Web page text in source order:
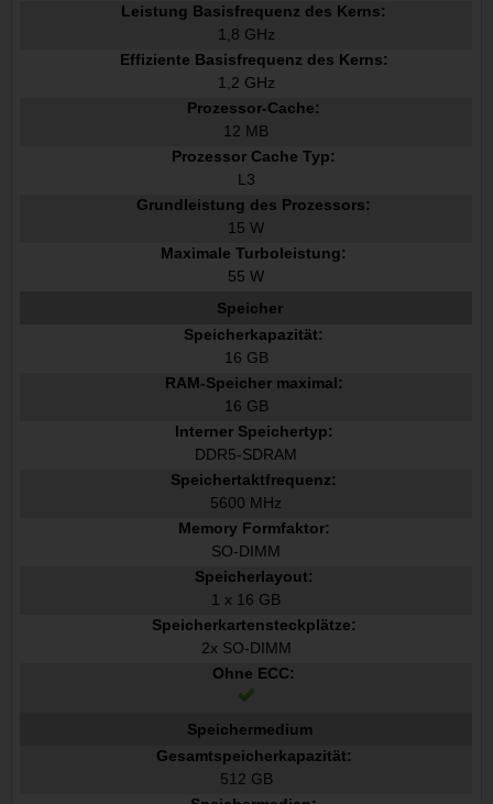
Leistung Basisfrequenz des Kerns:
1,8 GHz
Effiziente Basisfrequenz des Kerns:
1,2 GHz
Prozessor-Cache:
12 MB
Prozessor Cache Typ:
L3
Grundleistung des Prozessors:
15 W
Maximale Turboleistung:
55 W
Speicher
Speicherkapazität:
16 GB
RAM-Speicher maximal:
16 GB
Interner Speichertyp:
DDR5-SDRAM
Speichertaktfrequenz:
5600 MHz
Memory Formfaktor:
SO-DIMM
Speicherlayout:
1 x 16 GB
Speicherkartensteckplätze:
2x SO-DIMM
Ohne ECC:
Speichermedium
Gesamtspeicherkapazität:
512 GB